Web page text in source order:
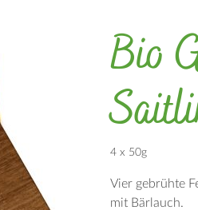
Bio
4 x 50g
Vier gebrühte
mit Bärlauch.